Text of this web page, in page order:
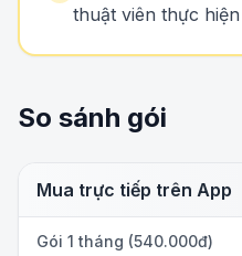
thuật viên thực
So sánh gói
Mua trực tiếp trên App
Gói 1 tháng (540.000đ)